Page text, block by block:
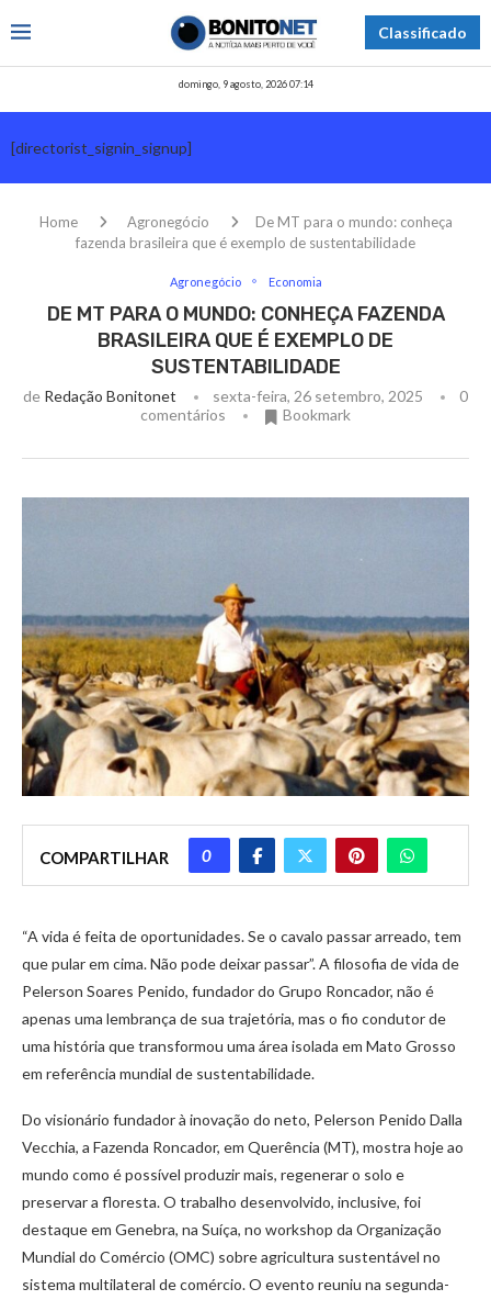
Classificado
domingo, 9 agosto, 2026 07:14
[directorist_signin_signup]
Home Agronegócio
De MT para o mundo: conheça
fazenda brasileira que é exemplo de sustentabilidade
Agronegócio Economia
DE MT PARA O MUNDO: CONHEÇA FAZENDA
BRASILEIRA QUE É EXEMPLO DE
SUSTENTABILIDADE
de Redação Bonitonet sexta-feira, 26 setembro, 2025
0
comentários
Bookmark
COMPARTILHAR 0
“A vida é feita de oportunidades. Se o cavalo passar arreado, tem
que pular em cima. Não pode deixar passar”. A filosofia de vida de
Pelerson Soares Penido, fundador do Grupo Roncador, não é
apenas uma lembrança de sua trajetória, mas o fio condutor de
uma história que transformou uma área isolada em Mato Grosso
em referência mundial de sustentabilidade.
Do visionário fundador à inovação do neto, Pelerson Penido Dalla
Vecchia, a Fazenda Roncador, em Querência (MT), mostra hoje ao
mundo como é possível produzir mais, regenerar o solo e
preservar a floresta. O trabalho desenvolvido, inclusive, foi
destaque em Genebra, na Suíça, no workshop da Organização
Mundial do Comércio (OMC) sobre agricultura sustentável no
sistema multilateral de comércio. O evento reuniu na segunda-